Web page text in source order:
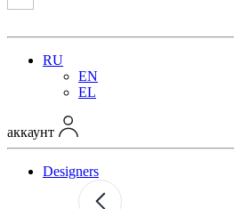
RU
EN
EL
аккаунт
Designers